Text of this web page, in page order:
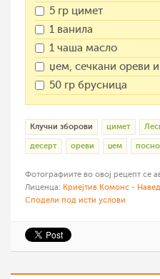
5 гр цимет
1 ванила
1 чаша масло
џем, сечкани ореви
50 гр брусница
Клучни зборови цимет
десерт ореви џем посно
Фотографиите во овој рецепт се
Лиценца: Криејтив Комонс -
Сподели под исти услови